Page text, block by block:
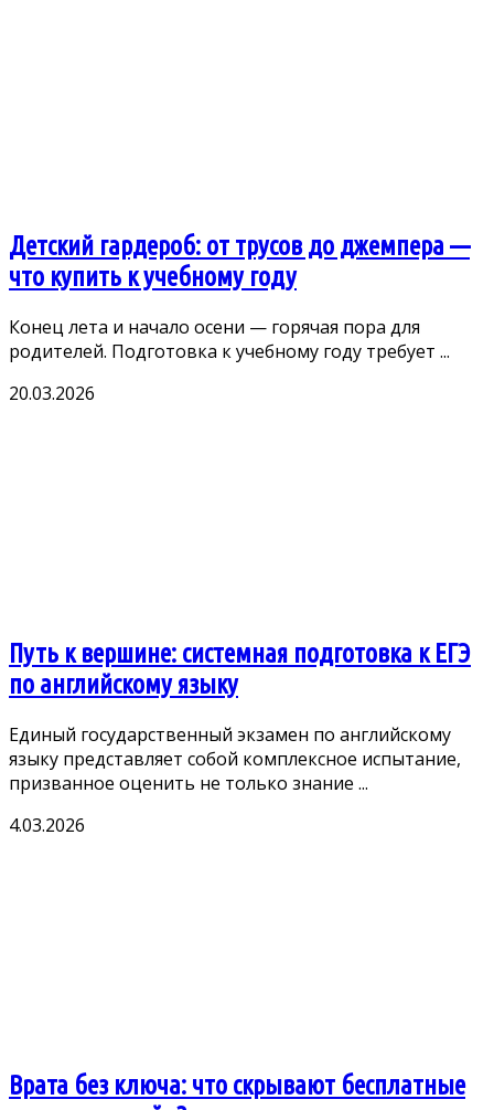
Детский гардероб: от трусов до джемпера —
что купить к учебному году
Конец лета и начало осени — горячая пора для
родителей. Подготовка к учебному году требует ...
20.03.2026
Путь к вершине: системная подготовка к ЕГЭ
по английскому языку
Единый государственный экзамен по английскому
языку представляет собой комплексное испытание,
призванное оценить не только знание ...
4.03.2026
Врата без ключа: что скрывают бесплатные